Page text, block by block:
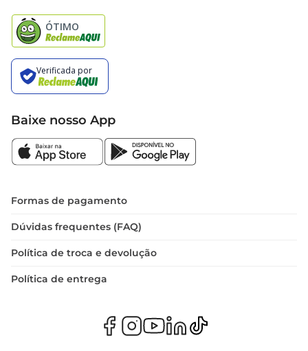
Baixe nosso App
Formas de pagamento
Dúvidas frequentes (FAQ)
Política de troca e devolução
Política de entrega